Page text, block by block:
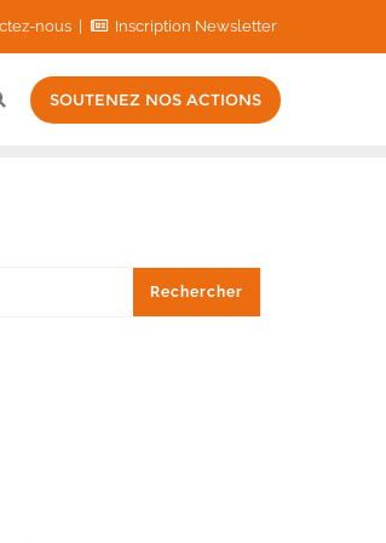
nous Inscription Newsletter
SOUTENEZ NOS ACTIONS
Rechercher